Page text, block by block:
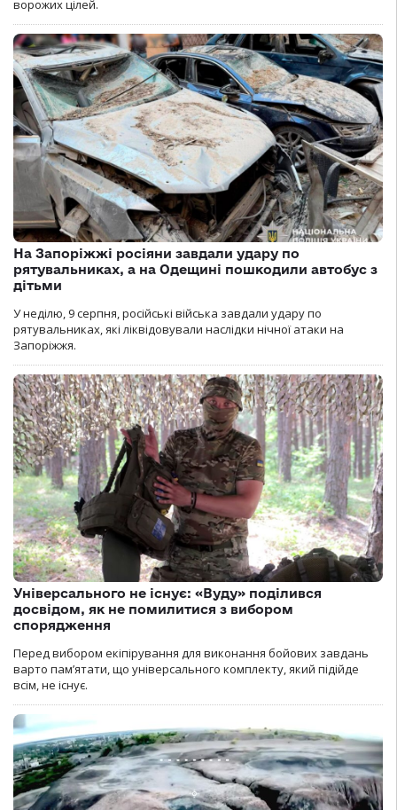
ворожих цілей.
На Запоріжжі росіяни завдали удару по
рятувальниках, а на Одещині пошкодили автобус з
дітьми
У неділю, 9 серпня, російські війська завдали удару по
рятувальниках, які ліквідовували наслідки нічної атаки на
Запоріжжя.
Універсального не існує: «Вуду» поділився
досвідом, як не помилитися з вибором
спорядження
Перед вибором екіпірування для виконання бойових завдань
варто пам’ятати, що універсального комплекту, який підійде
всім, не існує.